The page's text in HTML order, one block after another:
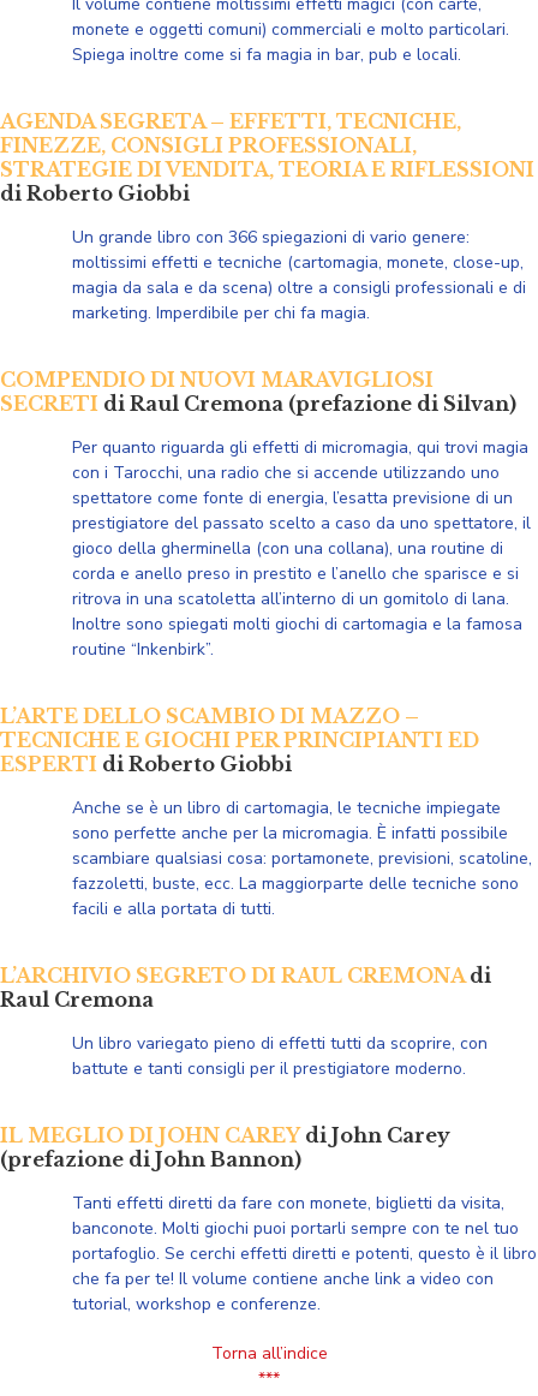
monete e oggetti comuni) commerciali e molto particolari.
Spiega inoltre come si fa magia in bar, pub e locali.
AGENDA SEGRETA – EFFETTI, TECNICHE,
FINEZZE, CONSIGLI PROFESSIONALI,
STRATEGIE DI VENDITA, TEORIA E RIFLESSIONI
di Roberto Giobbi
Un grande libro con 366 spiegazioni di vario genere:
moltissimi effetti e tecniche (cartomagia, monete, close-up,
magia da sala e da scena) oltre a consigli professionali e di
marketing. Imperdibile per chi fa magia.
COMPENDIO DI NUOVI MARAVIGLIOSI
SECRETI di Raul Cremona (prefazione di Silvan)
Per quanto riguarda gli effetti di micromagia, qui trovi magia
con i Tarocchi, una radio che si accende utilizzando uno
spettatore come fonte di energia, l’esatta previsione di un
prestigiatore del passato scelto a caso da uno spettatore, il
gioco della gherminella (con una collana), una routine di
corda e anello preso in prestito e l’anello che sparisce e si
ritrova in una scatoletta all’interno di un gomitolo di lana.
Inoltre sono spiegati molti giochi di cartomagia e la famosa
routine “Inkenbirk”.
L’ARTE DELLO SCAMBIO DI MAZZO –
TECNICHE E GIOCHI PER PRINCIPIANTI ED
ESPERTI di Roberto Giobbi
Anche se è un libro di cartomagia, le tecniche impiegate
sono perfette anche per la micromagia. È infatti possibile
scambiare qualsiasi cosa: portamonete, previsioni, scatoline,
fazzoletti, buste, ecc. La maggiorparte delle tecniche sono
facili e alla portata di tutti.
L’ARCHIVIO SEGRETO DI RAUL CREMONAdi
Raul Cremona
Un libro variegato pieno di effetti tutti da scoprire, con
battute e tanti consigli per il prestigiatore moderno.
IL MEGLIO DI JOHN CAREYdi John Carey
(prefazione di John Bannon)
Tanti effetti diretti da fare con monete, biglietti da visita,
banconote. Molti giochi puoi portarli sempre con te nel tuo
portafoglio. Se cerchi effetti diretti e potenti, questo è il libro
che fa per te! Il volume contiene anche link a video con
tutorial, workshop e conferenze.
Torna all’indice
***